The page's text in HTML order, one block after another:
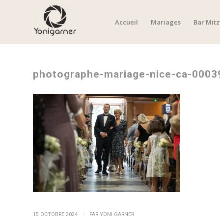
Accueil Mariages Bar
photographe-mariage-nice-ca-
15 OCTOBRE 2024 / PAR YONI GARNER